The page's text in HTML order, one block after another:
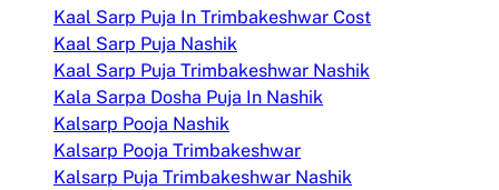
Kaal Sarp Puja In Trimbakeshwar Cost
Kaal Sarp Puja Nashik
Kaal Sarp Puja Trimbakeshwar Nashik
Kala Sarpa Dosha Puja In Nashik
Kalsarp Pooja Nashik
Kalsarp Pooja Trimbakeshwar
Kalsarp Puja Trimbakeshwar Nashik